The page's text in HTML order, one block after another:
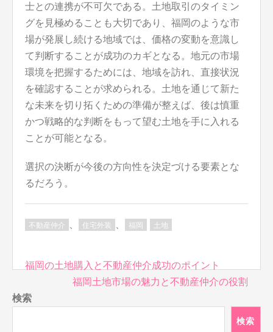
士との連携が不可欠である。土地取引のタイミン
グを見極めることも大切であり、福岡のような市
場が発展し続ける地域では、価格の変動を意識し
て判断することが成功のカギとなる。地元の市場
環境を把握するためには、地域を訪れ、直接状況
を確認することが求められる。土地を通じて新た
な未来を切り拓くための準備が整えば、後は慎重
かつ戦略的な判断をもって望む土地を手に入れる
ことが可能となる。
選択の決断が今後の方向性を決定づける要素とな
るだろう。
不動産仲介 住宅外装 福岡 土地
投
ナ
ビ
福岡の土地購入と不動産仲介成功のポイント
福岡土地市場の魅力と不動産仲介の役割
検索
検索